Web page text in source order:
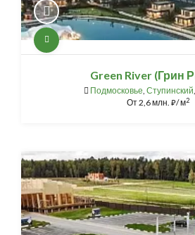
Green River (Грин
Подмосковье, Ступинский,
От2,6 млн. ⃏/ м2